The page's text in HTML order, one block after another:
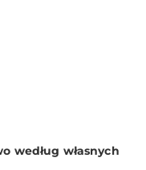
według własnych